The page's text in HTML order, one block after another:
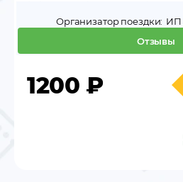
Отзывы
Организатор поездки: ИП
1200 ₽